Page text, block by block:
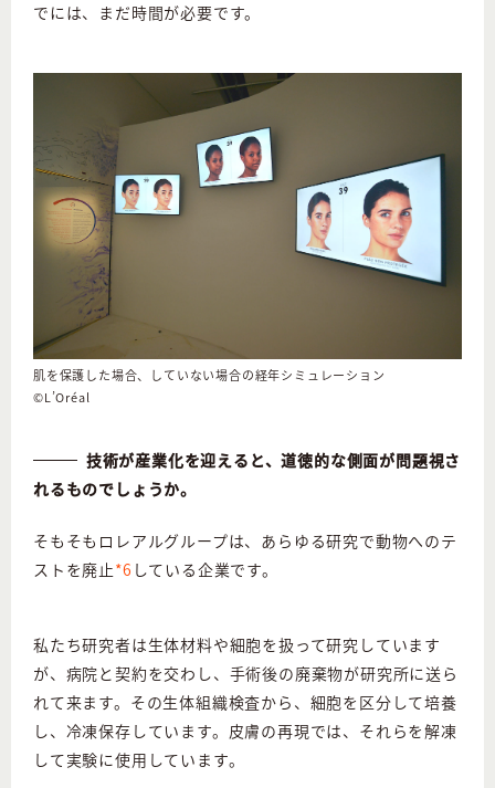
でには、まだ時間が必要です。
肌を保護した場合、していない場合の経年シミュレーション
©L’Oréal
技術が産業化を迎えると、道徳的な側面が問題視さ
れるものでしょうか。
そもそもロレアルグループは、あらゆる研究で動物へのテ
ストを廃止*6 している企業です。
私たち研究者は生体材料や細胞を扱って研究しています
が、病院と契約を交わし、手術後の廃棄物が研究所に送ら
れて来ます。その生体組織検査から、細胞を区分して培養
し、冷凍保存しています。皮膚の再現では、それらを解凍
して実験に使用しています。